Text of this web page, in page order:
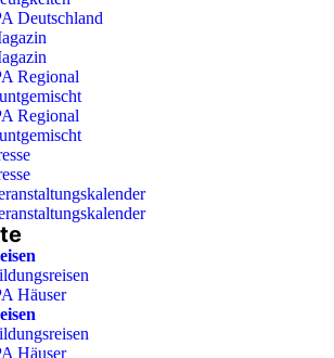
Deutschland
Regional
Regional
Häuser
Häuser